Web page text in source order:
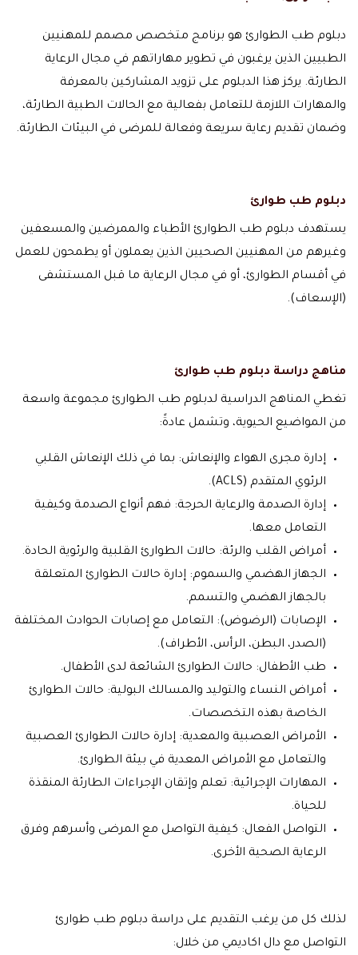
دبلوم طب الطوارئ هو برنامج متخصص مصمم للمهنيين
الطبيين الذين يرغبون في تطوير مهاراتهم في مجال الرعاية
الطارئة. يركز هذا الدبلوم على تزويد المشاركين بالمعرفة
والمهارات اللازمة للتعامل بفعالية مع الحالات الطبية الطارئة،
وضمان تقديم رعاية سريعة وفعالة للمرضى في البيئات الطارئة.
دبلوم طب طوارئ
يستهدف دبلوم طب الطوارئ الأطباء والممرضين والمسعفين
وغيرهم من المهنيين الصحيين الذين يعملون أو يطمحون للعمل
في أقسام الطوارئ، أو في مجال الرعاية ما قبل المستشفى
(الإسعاف).
مناهج دراسة دبلوم طب طوارئ
تغطي المناهج الدراسية لدبلوم طب الطوارئ مجموعة واسعة
من المواضيع الحيوية، وتشمل عادةً:
إدارة مجرى الهواء والإنعاش: بما في ذلك الإنعاش القلبي
الرئوي المتقدم (ACLS).
إدارة الصدمة والرعاية الحرجة: فهم أنواع الصدمة وكيفية
التعامل معها.
أمراض القلب والرئة: حالات الطوارئ القلبية والرئوية الحادة.
الجهاز الهضمي والسموم: إدارة حالات الطوارئ المتعلقة
بالجهاز الهضمي والتسمم.
الإصابات (الرضوض): التعامل مع إصابات الحوادث المختلفة
(الصدر، البطن، الرأس، الأطراف).
طب الأطفال: حالات الطوارئ الشائعة لدى الأطفال.
أمراض النساء والتوليد والمسالك البولية: حالات الطوارئ
الخاصة بهذه التخصصات.
الأمراض العصبية والمعدية: إدارة حالات الطوارئ العصبية
والتعامل مع الأمراض المعدية في بيئة الطوارئ.
المهارات الإجرائية: تعلم وإتقان الإجراءات الطارئة المنقذة
للحياة.
التواصل الفعال: كيفية التواصل مع المرضى وأسرهم وفرق
الرعاية الصحية الأخرى.
لذلك كل من يرغب التقديم على دراسة دبلوم طب طوارئ
التواصل مع دال اكاديمي من خلال: